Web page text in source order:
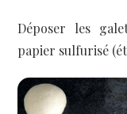
Déposer les
papier sulfurisé